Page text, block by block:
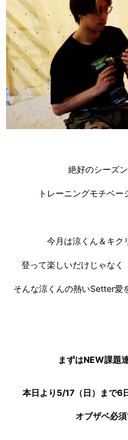
絶好のシーズ
トレーニングモチベ
今月は涼くん＆キク
登って楽しいだけじゃな
そんな涼くんの熱いSetter
まずはNEW課題
本日より5/17（日）まで
オブザベ必